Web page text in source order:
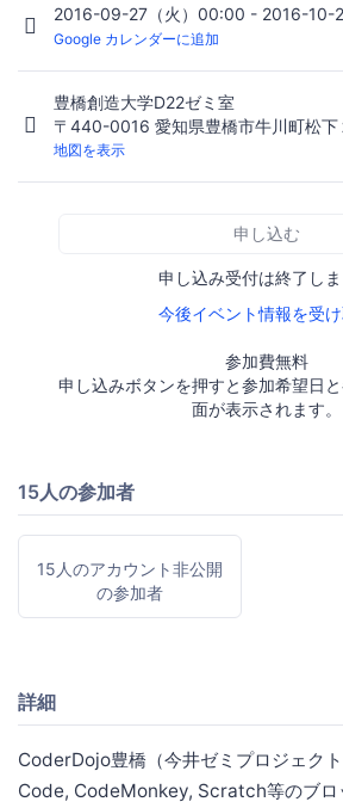
2016-09-27（火）00:00 - 2016-10-
Google カレンダーに追加
豊橋創造大学D22ゼミ室
〒440-0016 愛知県豊橋市牛川町松下
地図を表示
申し込む
申し込み受付は終了し
今後イベント情報を受
参加費無料
申し込みボタンを押すと参加希望日
面が表示されます。
15人の参加者
15人のアカウント非公開
の参加者
詳細
CoderDojo豊橋（今井ゼミプロジェク
Code, CodeMonkey, Scratch等のブロ